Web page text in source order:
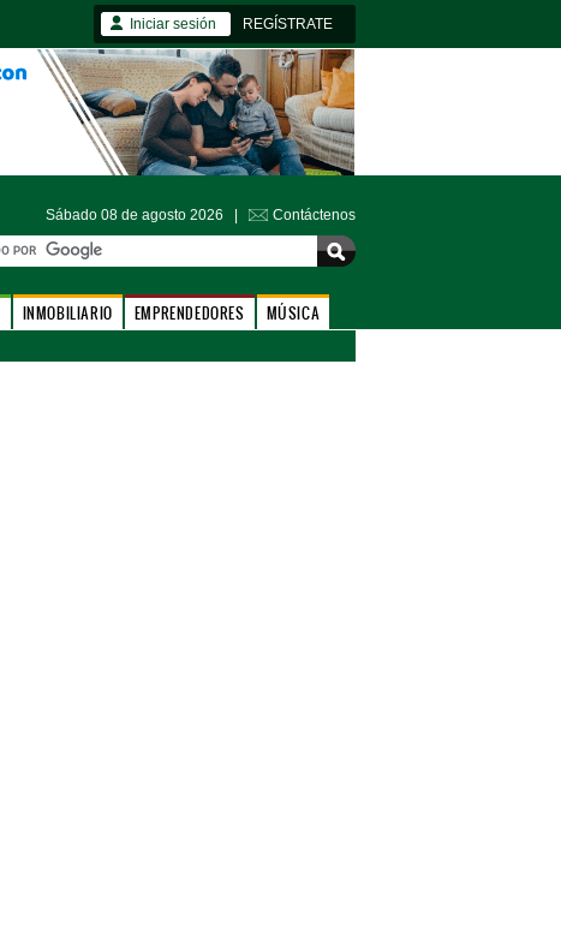
Iniciar sesión REGÍSTRATE
Sábado 08 de agosto 2026 | Contáctenos
INMOBILIARIO EMPRENDEDORES MÚSICA